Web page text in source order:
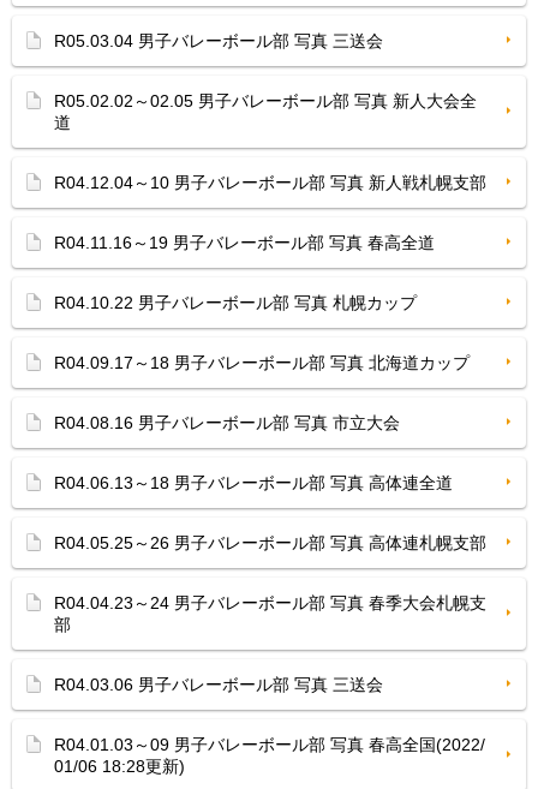
R05.03.04 男子バレーボール部 写真 三送会
R05.02.02～02.05 男子バレーボール部 写真 新人大会全
道
R04.12.04～10 男子バレーボール部 写真 新人戦札幌支部
R04.11.16～19 男子バレーボール部 写真 春高全道
R04.10.22 男子バレーボール部 写真 札幌カップ
R04.09.17～18 男子バレーボール部 写真 北海道カップ
R04.08.16 男子バレーボール部 写真 市立大会
R04.06.13～18 男子バレーボール部 写真 高体連全道
R04.05.25～26 男子バレーボール部 写真 高体連札幌支部
R04.04.23～24 男子バレーボール部 写真 春季大会札幌支
部
R04.03.06 男子バレーボール部 写真 三送会
R04.01.03～09 男子バレーボール部 写真 春高全国(2022/
01/06 18:28更新)